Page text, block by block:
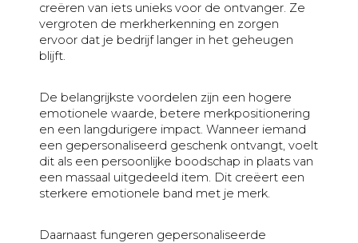
creëren van iets unieks voor de ontvanger. Ze
vergroten de merkherkenning en zorgen
ervoor dat je bedrijf langer in het geheugen
blijft.
De belangrijkste voordelen zijn een hogere
emotionele waarde, betere merkpositionering
en een langdurigere impact. Wanneer iemand
een gepersonaliseerd geschenk ontvangt, voelt
dit als een persoonlijke boodschap in plaats van
een massaal uitgedeeld item. Dit creëert een
sterkere emotionele band met je merk.
Daarnaast fungeren gepersonaliseerde